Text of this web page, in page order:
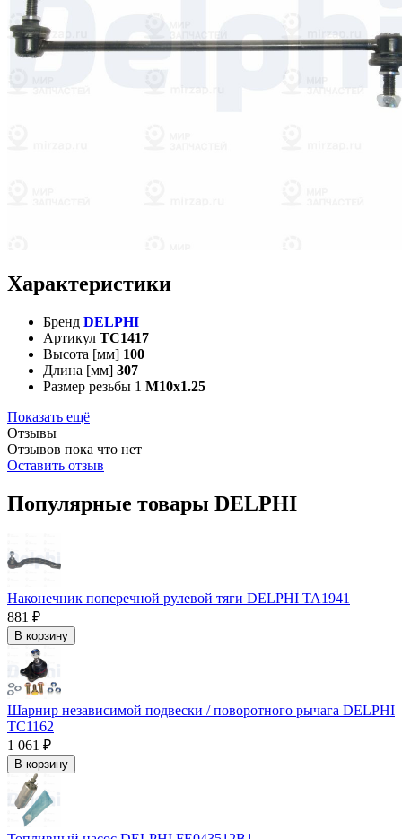
Характеристики
Бренд DELPHI
Артикул TC1417
Высота [мм] 100
Длина [мм] 307
Размер резьбы 1 M10x1.25
Показать ещё
Отзывы
Отзывов пока что нет
Оставить отзыв
Популярные товары DELPHI
Наконечник поперечной рулевой тяги DELPHI TA1941
881 ₽
В корзину
Шарнир независимой подвески / поворотного рычага DELPHI
TC1162
1 061 ₽
В корзину